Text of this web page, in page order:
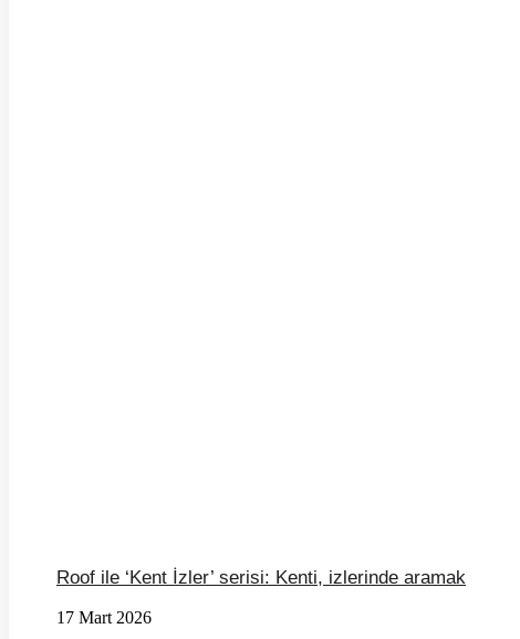
Roof ile ‘Kent İzler’ serisi: Kenti, izlerinde aramak
17 Mart 2026